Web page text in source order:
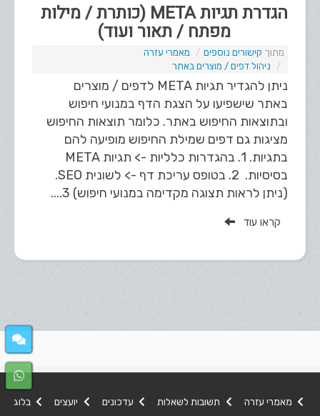
הגדרת תגיות META (כותרת / מילות
מפתח / תאור ועוד)
קישורים נוספים
מאמרי עזרה
ניהול דפים / מוצרים באתר
ניתן להגדיר תגיות META לדפים / מוצרים
באתר שישפיעו על הצגת הדף במנועי חיפוש
ובתוצאות החיפוש באתר. כלומר תוצאות החיפוש
מציגות גם דפים שמילת החיפוש מופיעה להם
בתגיות. 1. בהגדרות כלליות -> תגיות META
בסיסיות. 2. בטופס עריכת דף -> לשונית SEO.
(ניתן לראות תצוגה מקדימה במנועי חיפוש) 3....
קראו עוד
מאמרי עזרה תשובות לשאלות עדכונים יועצים בלוג